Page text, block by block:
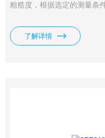
粗糙度，根据选定的测量条
了解详情